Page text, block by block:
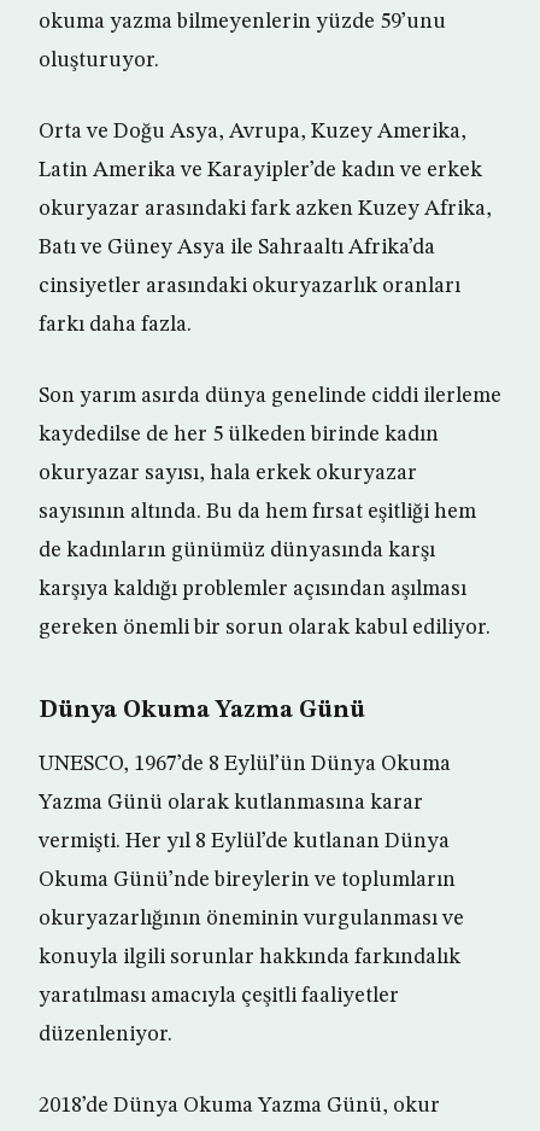
okuma yazma bilmeyenlerin yüzde 59’unu
oluşturuyor.
Orta ve Doğu Asya, Avrupa, Kuzey Amerika,
Latin Amerika ve Karayipler’de kadın ve erkek
okuryazar arasındaki fark azken Kuzey Afrika,
Batı ve Güney Asya ile Sahraaltı Afrika’da
cinsiyetler arasındaki okuryazarlık oranları
farkı daha fazla.
Son yarım asırda dünya genelinde ciddi ilerleme
kaydedilse de her 5 ülkeden birinde kadın
okuryazar sayısı, hala erkek okuryazar
sayısının altında. Bu da hem fırsat eşitliği hem
de kadınların günümüz dünyasında karşı
karşıya kaldığı problemler açısından aşılması
gereken önemli bir sorun olarak kabul ediliyor.
Dünya Okuma Yazma Günü
UNESCO, 1967’de 8 Eylül’ün Dünya Okuma
Yazma Günü olarak kutlanmasına karar
vermişti. Her yıl 8 Eylül’de kutlanan Dünya
Okuma Günü’nde bireylerin ve toplumların
okuryazarlığının öneminin vurgulanması ve
konuyla ilgili sorunlar hakkında farkındalık
yaratılması amacıyla çeşitli faaliyetler
düzenleniyor.
2018’de Dünya Okuma Yazma Günü, okur